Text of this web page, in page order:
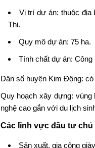
Vị trí dự án: thuộc địa
Thi.
Quy mô dự án: 75 ha.
Tính chất dự án: Công
Dân số huyện Kim Động:
Quy hoạch xây dựng: vùng
nghệ cao gắn với du lịch
Các lĩnh vực đầu tư chủ
Sản xuất, gia công